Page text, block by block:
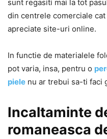
sunt regasiti mai la tot
din centrele comerciale
apreciate site-uri online.
In functie de materialele
pot varia, insa, pentru o
piele nu ar trebui sa-ti faci
Incaltaminte
romaneasca